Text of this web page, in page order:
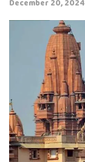
December 20, 2024